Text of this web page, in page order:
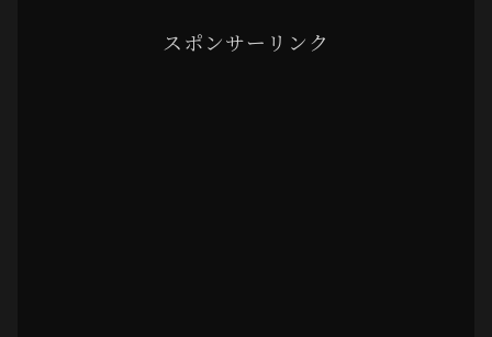
スポンサーリンク